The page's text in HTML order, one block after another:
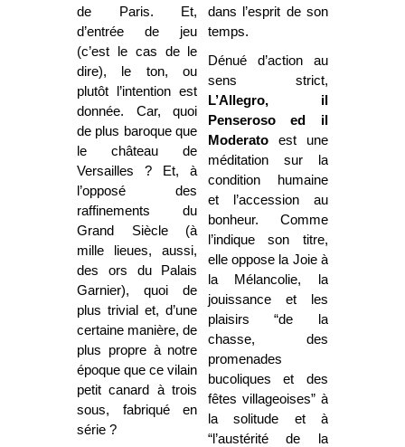
de Paris. Et,
d’entrée de jeu
(c’est le cas de le
dire), le ton, ou
plutôt l’intention est
donnée. Car, quoi
de plus baroque que
le château de
Versailles ? Et, à
l’opposé des
raffinements du
Grand Siècle (à
mille lieues, aussi,
des ors du Palais
Garnier), quoi de
plus trivial et, d’une
certaine manière, de
plus propre à notre
époque que ce vilain
petit canard à trois
sous, fabriqué en
série ?
dans l’esprit de son
temps.
Dénué d’action au
sens strict,
L’Allegro, il
Penseroso ed il
Moderatoest une
méditation sur la
condition humaine
et l’accession au
bonheur. Comme
l’indique son titre,
elle oppose la Joie à
la Mélancolie, la
jouissance et les
plaisirs “de la
chasse, des
promenades
bucoliques et des
fêtes villageoises” à
la solitude et à
“l’austérité de la